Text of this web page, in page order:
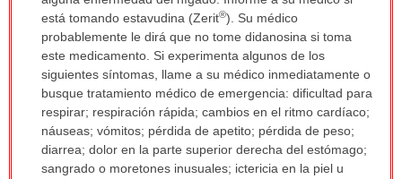
está tomando estavudina (Zerit®). Su médico
probablemente le dirá que no tome didanosina si toma
este medicamento. Si experimenta algunos de los
siguientes síntomas, llame a su médico inmediatamente o
busque tratamiento médico de emergencia: dificultad para
respirar; respiración rápida; cambios en el ritmo cardíaco;
náuseas; vómitos; pérdida de apetito; pérdida de peso;
diarrea; dolor en la parte superior derecha del estómago;
sangrado o moretones inusuales; ictericia en la piel u